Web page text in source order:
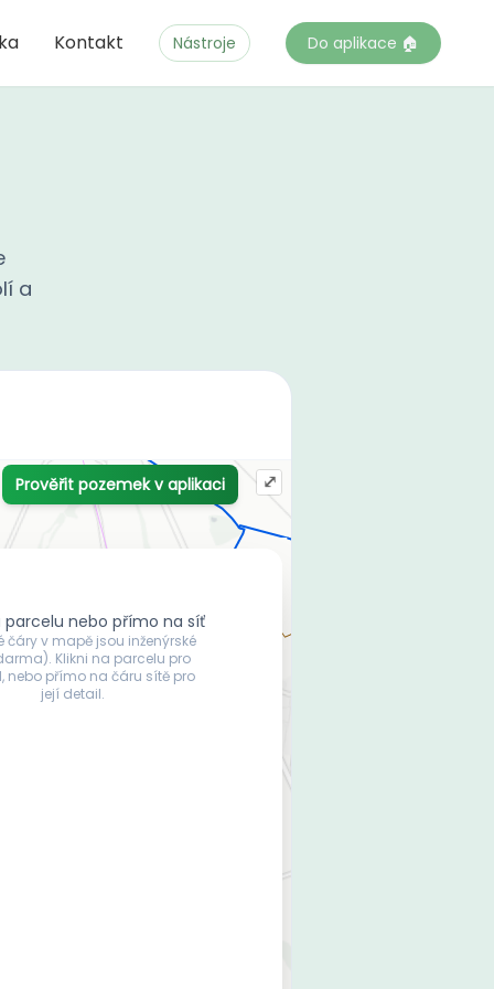
Kontakt Nástroje Do aplikace 🏠
a